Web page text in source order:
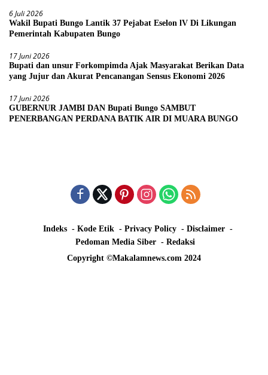
6 Juli 2026
Wakil Bupati Bungo Lantik 37 Pejabat Eselon lV Di Likungan
Pemerintah Kabupaten Bungo
17 Juni 2026
Bupati dan unsur Forkompimda Ajak Masyarakat Berikan Data
yang Jujur dan Akurat Pencanangan Sensus Ekonomi 2026
17 Juni 2026
GUBERNUR JAMBI DAN Bupati Bungo SAMBUT
PENERBANGAN PERDANA BATIK AIR DI MUARA BUNGO
Indeks Kode Etik Privacy Policy
Disclaimer
Pedoman Media Siber
Redaksi
Copyright ©Makalamnews.com 2024